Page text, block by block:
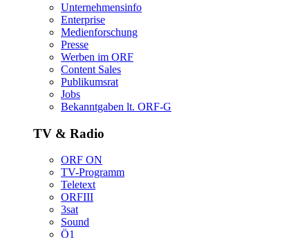
Unternehmensinfo
Enterprise
Medienforschung
Presse
WerbenimORF
ContentSales
Publikumsrat
Jobs
Bekanntgabenlt.ORF-G
TV&Radio
ORFON
TV-Programm
Teletext
ORFIII
3sat
Sound
Ö1